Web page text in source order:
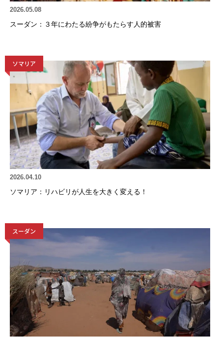
2026.05.08
スーダン：３年にわたる紛争がもたらす人的被害
ソマリア
2026.04.10
ソマリア：リハビリが人生を大きく変える！
スーダン